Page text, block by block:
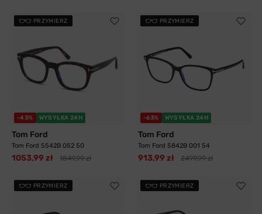
PRZYMIERZ
-43% WYSYŁKA 24H
Tom Ford
Tom Ford 5542B 052 50
1053,99 zł 1849,99 zł
PRZYMIERZ
-63% WYSYŁKA 24H
Tom Ford
Tom Ford 5842B 001 54
913,99 zł 2499,99 zł
PRZYMIERZ PRZYMIERZ